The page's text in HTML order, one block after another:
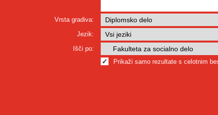
Vrsta gradiva:
Jezik:
Išči po:
Prikaži samo rezultate s celotnim